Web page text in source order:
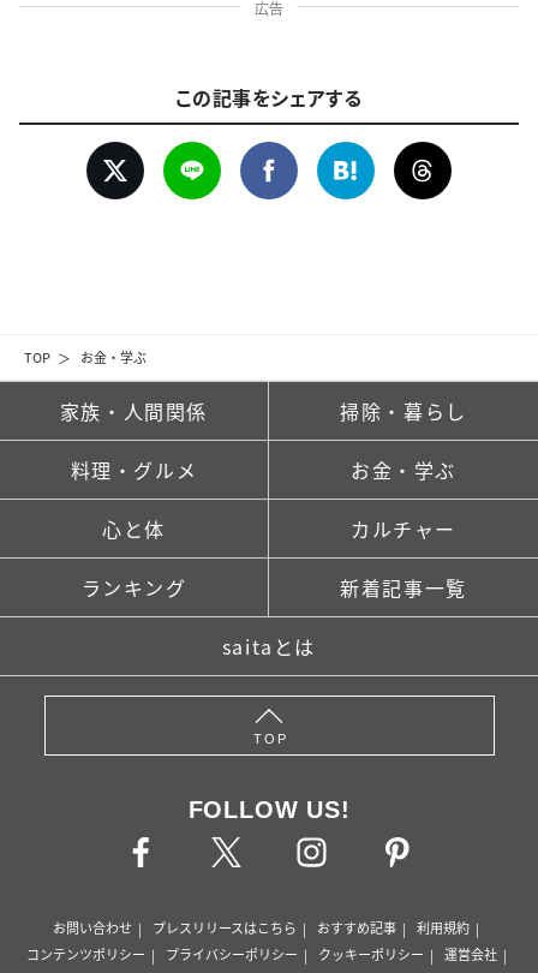
TOP お金・学ぶ
広告
この記事をシェアする
家族・人間関係 掃除・暮らし
料理・グルメ お金・学ぶ
心と体 カルチャー
ランキング 新着記事一覧
saitaとは
TOP
FOLLOW US!
お問い合わせ プレスリリースはこちら おすすめ記事
利用規約
コンテンツポリシー
プライバシーポリシー クッキーポリシー
運営会社